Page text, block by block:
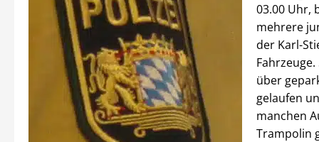
03.00 Uhr,
mehrere
der Karl-
über
gelaufen
manchen
Trampolin